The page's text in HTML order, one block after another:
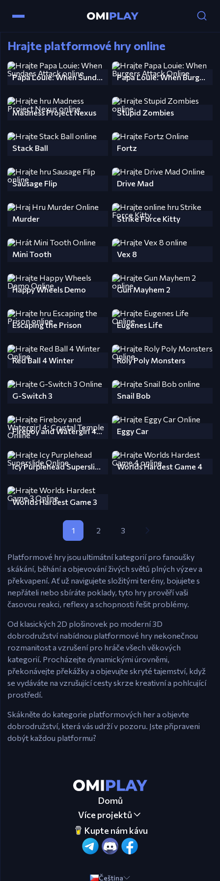
Hrajte platformové hry online
Papa Louie: When Sundaes Attack Papa Louie: When Burgers Attack
Madness Project Nexus Stupid Zombies
Stack Ball Fortz
Sausage Flip Drive Mad
Murder Strike Force Kitty
Mini Tooth Vex 8
Happy Wheels Demo Gun Mayhem 2
Escaping the Prison Eugenes Life
Red Ball 4 Winter Roly Poly Monsters
G-Switch 3 Snail Bob
Fireboy and Watergirl 4: Crystal Temple Eggy Car
Icy Purplehead Superslide Worlds Hardest Game 4
Worlds Hardest Game 3
1 2 3
Platformové hry jsou ultimátní kategorií pro fanoušky
skákání, běhání a objevování živých světů plných výzev a
překvapení. Ať už navigujete složitými terény, bojujete s
nepřáteli nebo sbíráte poklady, tyto hry prověří vaši
časovou reakci, reflexy a schopnosti řešit problémy.
Od klasických 2D plošinovek po moderní 3D
dobrodružství nabídnou platformové hry nekonečnou
rozmanitost a vzrušení pro hráče všech věkových
kategorií. Procházejte dynamickými úrovněmi,
překonávejte překážky a objevujte skryté tajemství, když
se vydáváte na vzrušující cesty skrze kreativní a pohlcující
prostředí.
Skákněte do kategorie platformových her a objevte
dobrodružství, která vás udrží v pozoru. Jste připraveni
dobýt každou platformu?
Domů
Více projektů
Kupte nám kávu
Čeština